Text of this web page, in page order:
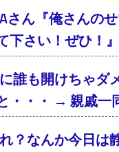
さん『俺さんの
下さい！ぜひ！
誰も開けちゃ
・・・ → 親戚一
？なんか今日